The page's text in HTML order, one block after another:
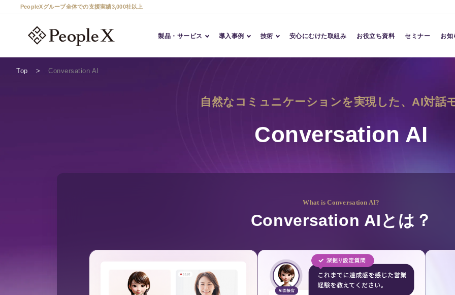
PeopleXグループ全体での支援実績3,000社以上
製品・サービス 導入事例 技術
Assessment AI TM
安心にむけた取組み お役立ち資料 セミナー お知
Top Conversation AI
自然なコミュニケーションを実現した、AI対話
Conversation AI
What is Conversation AI?
Conversation AIとは？